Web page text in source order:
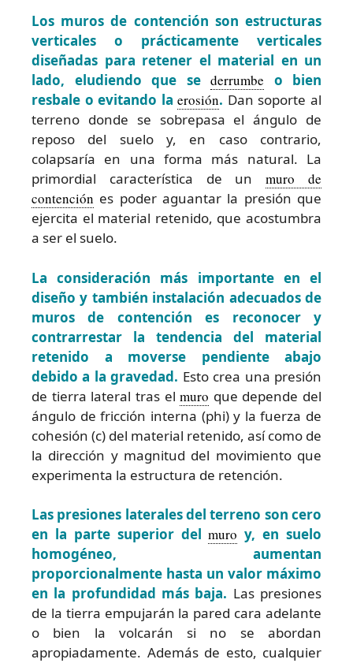
Los muros de contención son estructuras
verticales o prácticamente verticales
diseñadas para retener el material en un
lado, eludiendo que se derrumbe o bien
resbale o evitando laerosión. Dan soporte al
terreno donde se sobrepasa el ángulo de
reposo del suelo y, en caso contrario,
colapsaría en una forma más natural. La
primordial característica de unmuro de
contención es poder aguantar la presión que
ejercita el material retenido, que acostumbra
a ser el suelo.
La consideración más importante en el
diseño y también instalación adecuados de
muros de contención es reconocer y
contrarrestar la tendencia del material
retenido a moverse pendiente abajo
debido a la gravedad. Esto crea una presión
de tierra lateral tras elmuro que depende del
ángulo de fricción interna (phi) y la fuerza de
cohesión (c) del material retenido, así como de
la dirección y magnitud del movimiento que
experimenta la estructura de retención.
Las presiones laterales del terreno son cero
en la parte superior delmuro y, en suelo
homogéneo, aumentan
proporcionalmente hasta un valor máximo
en la profundidad más baja. Las presiones
de la tierra empujarán la pared cara adelante
o bien la volcarán si no se abordan
apropiadamente. Además de esto, cualquier